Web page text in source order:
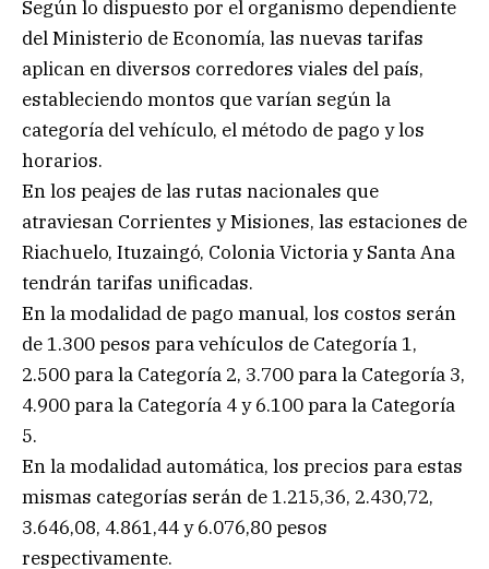
Según lo dispuesto por el organismo dependiente
del Ministerio de Economía, las nuevas tarifas
aplican en diversos corredores viales del país,
estableciendo montos que varían según la
categoría del vehículo, el método de pago y los
horarios.
En los peajes de las rutas nacionales que
atraviesan Corrientes y Misiones, las estaciones de
Riachuelo, Ituzaingó, Colonia Victoria y Santa Ana
tendrán tarifas unificadas.
En la modalidad de pago manual, los costos serán
de 1.300 pesos para vehículos de Categoría 1,
2.500 para la Categoría 2, 3.700 para la Categoría 3,
4.900 para la Categoría 4 y 6.100 para la Categoría
5.
En la modalidad automática, los precios para estas
mismas categorías serán de 1.215,36, 2.430,72,
3.646,08, 4.861,44 y 6.076,80 pesos
respectivamente.